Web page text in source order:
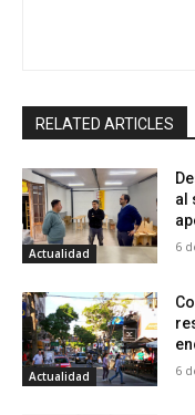
RELATED ARTICLES
Actualidad
al
6
Actualidad 6